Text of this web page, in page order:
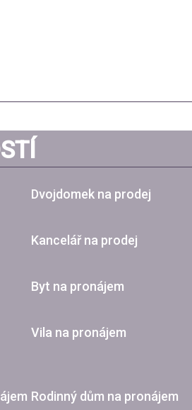
Dvojdomek na prodej
Kancelář na prodej
Byt na pronájem
Vila na pronájem
Rodinný dům na pronájem